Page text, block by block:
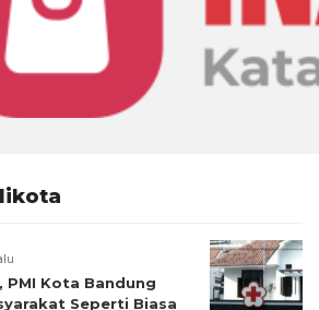
PMI Kota Bandung
Seperti Biasa